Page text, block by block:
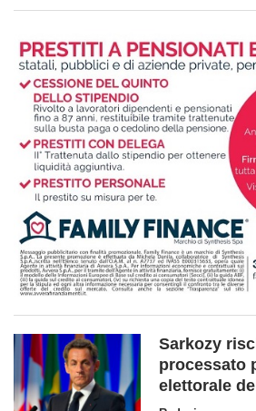
Sarkozy
processato
elettorale